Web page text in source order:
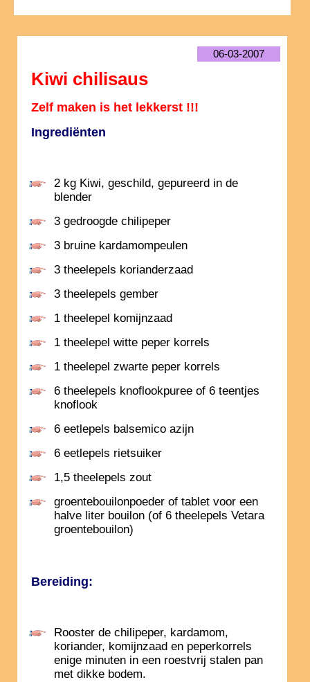
06-03-2007
Kiwi chilisaus
Zelf maken is het lekkerst !!!
Ingrediënten
2 kg Kiwi, geschild, gepureerd in de
blender
3 gedroogde chilipeper
3 bruine kardamompeulen
3 theelepels korianderzaad
3 theelepels gember
1 theelepel komijnzaad
1 theelepel witte peper korrels
1 theelepel zwarte peper korrels
6 theelepels knoflookpuree of 6 teentjes
knoflook
6 eetlepels balsemico azijn
6 eetlepels rietsuiker
1,5 theelepels zout
groentebouilonpoeder of tablet voor een
halve liter bouilon (of 6 theelepels Vetara
groentebouilon)
Bereiding:
Rooster de chilipeper, kardamom,
koriander, komijnzaad en peperkorrels
enige minuten in een roestvrij stalen pan
met dikke bodem.